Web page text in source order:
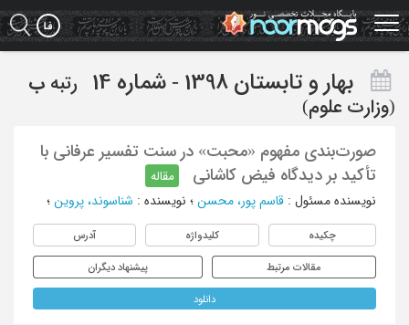
Skip
to
main
بهار و تابستان 1398 - شماره 14 رتبه ب
(وزارت علوم)
صورت‌بندی مفهوم «محبت» در سنت تفسیر عرفانی با
تأکید بر دیدگاه فیض کاشانی
مقاله
نویسنده مسئول : قاسم پور، محسن ؛ نویسنده : شناسوند، پروین ؛
چکیده کلیدواژه آدرس
مقالات مرتبط پیشنهاد دیگران
دانلود